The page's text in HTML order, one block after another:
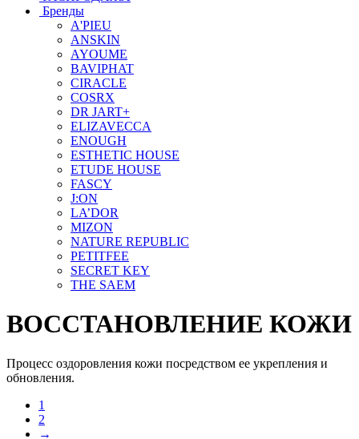
Бренды
A'PIEU
ANSKIN
AYOUME
BAVIPHAT
CIRACLE
COSRX
DR JART+
ELIZAVECCA
ENOUGH
ESTHETIC HOUSE
ETUDE HOUSE
FASCY
J:ON
LA’DOR
MIZON
NATURE REPUBLIC
PETITFEE
SEСRET KEY
THE SAEM
ВОССТАНОВЛЕНИЕ КОЖИ
Процесс оздоровления кожи посредством ее укрепления и
обновления.
1
2
→